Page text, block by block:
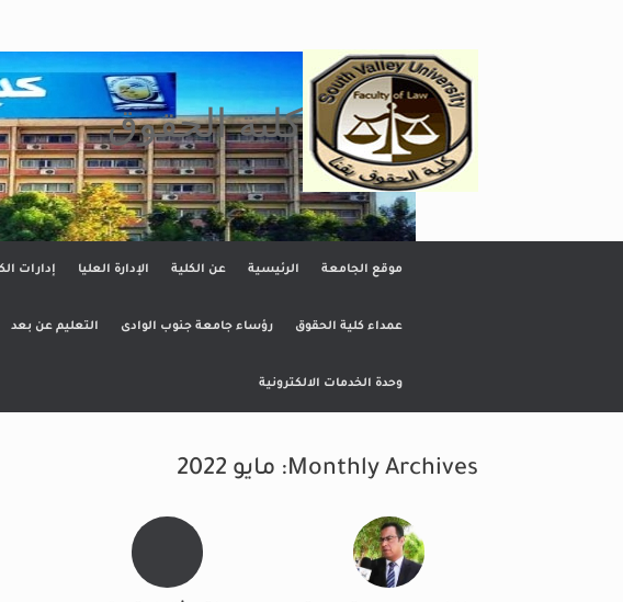
كلية الحقوق
موقع الجامعة الرئيسية عن الكلية الإدارة العليا إدارات
عمداء كلية الحقوق رؤساء جامعة جنوب الوادى التعليم عن بعد
وحدة الخدمات الالكترونية
Monthly Archives: مايو 2022